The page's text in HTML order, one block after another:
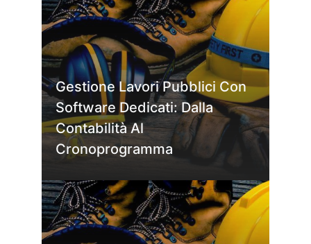
Gestione Lavori Pubblici Con
Software Dedicati: Dalla
Contabilità Al
Cronoprogramma